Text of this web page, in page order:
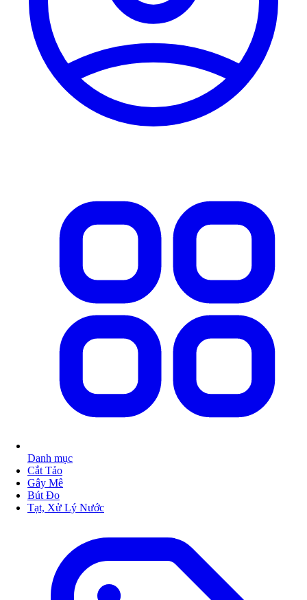
Danh mục
Cắt Tảo
Gây Mê
Bút Đo
Tạt, Xử Lý Nước